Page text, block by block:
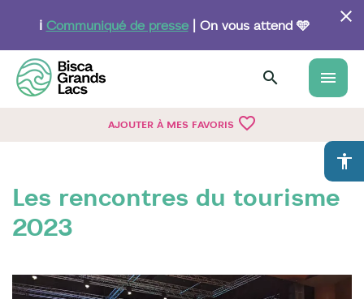
principal
ℹ️ Communiqué de presse| On vous attend 🩵
menu
AJOUTER À MES FAVORIS favorite_border
accessibility
Les rencontres du tourisme
2023